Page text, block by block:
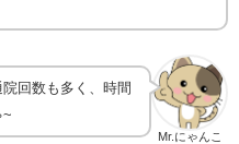
Mr.にゃんこ
回数も多く、時間
~